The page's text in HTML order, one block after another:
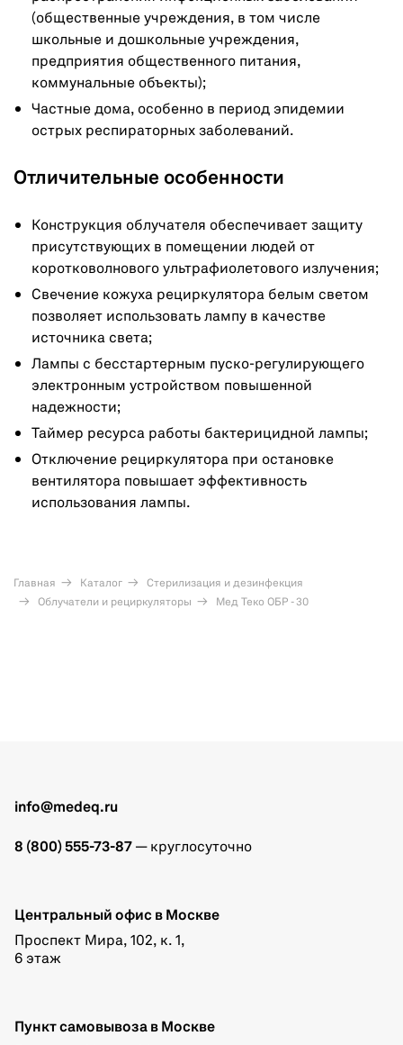
(общественные учреждения, в том числе
школьные и дошкольные учреждения,
предприятия общественного питания,
коммунальные объекты);
Частные дома, особенно в период эпидемии
острых респираторных заболеваний.
Отличительные особенности
Конструкция облучателя обеспечивает защиту
присутствующих в помещении людей от
коротковолнового ультрафиолетового излучения;
Свечение кожуха рециркулятора белым светом
позволяет использовать лампу в качестве
источника света;
Лампы с бесстартерным пуско-регулирующего
электронным устройством повышенной
надежности;
Таймер ресурса работы бактерицидной лампы;
Отключение рециркулятора при остановке
вентилятора повышает эффективность
использования лампы.
Главная Каталог
Стерилизация и дезинфекция
Облучатели и рециркуляторы
Мед Теко ОБР - 30
info@medeq.ru
8 (800) 555-73-87 — круглосуточно
Центральный офис в Москве
Проспект Мира, 102, к. 1,
6 этаж
Пункт самовывоза в Москве